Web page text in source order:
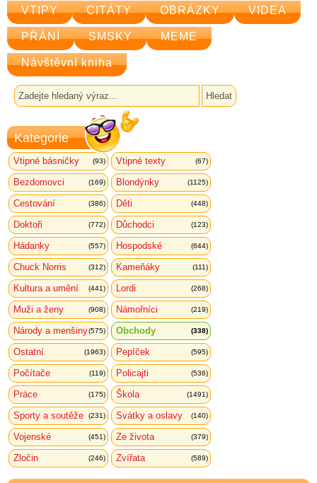
VTIPY CITÁTY OBRÁZKY VIDEA
PŘÁNÍ SMSKY MEME
Návštěvní kniha
Kategorie
Vtipné básničky (93) Vtipné texty (67)
Bezdomovci (169) Blondýnky (1125)
Cestování (386) Děti (448)
Doktoři (772) Důchodci (123)
Hádanky (557) Hospodské (644)
Chuck Norris (312) Kameňáky (111)
Kultura a umění (441) Lordi (268)
Muži a ženy (908) Námořníci (219)
Národy a menšiny(575) Obchody (338)
Ostatní (1963) Pepíček (595)
Počítače (119) Policajti (536)
Práce (175) Škola (1491)
Sporty a soutěže (231) Svátky a oslavy (140)
Vojenské (451) Ze života (379)
Zločin (246) Zvířata (589)